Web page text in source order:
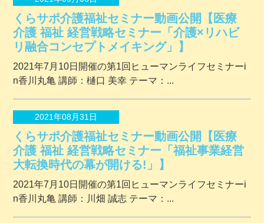
くらサポ介護福祉セミナー動画公開【医療
介護 福祉 経営戦略セミナー「介護×リハビ
リ融合コンセプトメイキング」】
2021年7月10日開催の第1回ヒューマンライフセミナーi
n香川丸亀 講師：樋口 美幸 テーマ：...
2021年08月31日
くらサポ介護福祉セミナー動画公開【医療
介護 福祉 経営戦略セミナー「福祉事業経営
大転換時代の幕が開ける!」】
2021年7月10日開催の第1回ヒューマンライフセミナーi
n香川丸亀 講師：川畑 誠志 テーマ：...